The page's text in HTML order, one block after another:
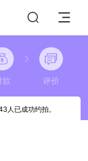
款 评价
人已成功约拍。